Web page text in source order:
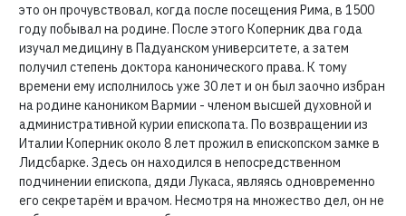
это он прочувствовал, когда после посещения Рима, в 1500
году побывал на родине. После этого Коперник два года
изучал медицину в Падуанском университете, а затем
получил степень доктора канонического права. К тому
времени ему исполнилось уже 30 лет и он был заочно избран
на родине каноником Вармии - членом высшей духовной и
административной курии епископата. По возвращении из
Италии Коперник около 8 лет прожил в епископском замке в
Лидсбарке. Здесь он находился в непосредственном
подчинении епископа, дяди Лукаса, являясь одновременно
его секретарём и врачом. Несмотря на множество дел, он не